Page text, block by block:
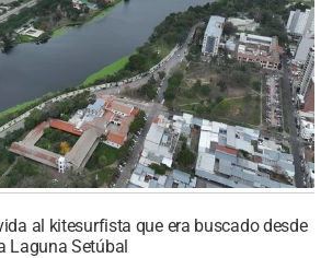
al kitesurfista que era buscado desde
Laguna Setúbal